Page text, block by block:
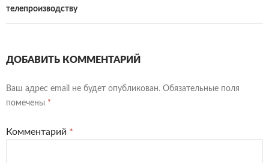
телепроизводству
ДОБАВИТЬ КОММЕНТАРИЙ
Ваш адрес email не будет опубликован. Обязательные поля
помечены *
Комментарий *